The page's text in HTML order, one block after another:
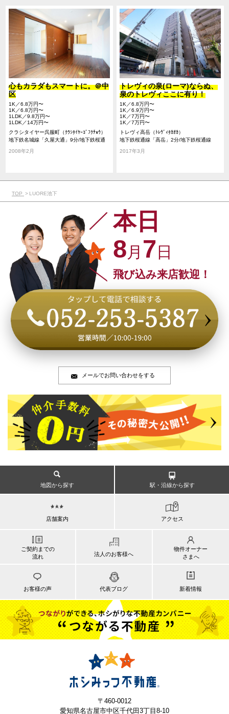
心もカラダもスマートに。＠中
区
1K／6.8万円〜
1K／6.8万円〜
1LDK／9.8万円〜
1LDK／14万円〜
クラシタイヤー呉服町（ｸﾗｼﾀｲﾔｰｺﾞﾌｸﾁｮｳ）
地下鉄名城線「久屋大通」9分/地下鉄桜通
内」11分
2008年2月
トレヴィの泉(ローマ)ならぬ、
泉のトレヴィここに有り！
1K／6.8万円〜
1K／6.9万円〜
1K／7万円〜
1K／7万円〜
トレヴィ高岳（ﾄﾚｳﾞｨﾀｶｵｶ）
地下鉄桜通線「高岳」2分/地下鉄桜通線
2017年3月
TOP LUORE池下
本日
8 月 7 日
飛び込み来店歓迎！
メールでお問い合わせをする
地図から探す 駅・沿線から探す
店舗案内 アクセス
ご契約までの
流れ
法人のお客様へ
物件オーナー
さまへ
お客様の声 代表ブログ 新着情報
〒460-0012
愛知県名古屋市中区千代田3丁目8-10